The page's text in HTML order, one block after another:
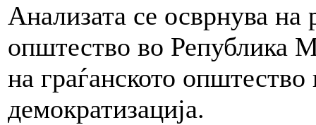
Анализата се осврнува на
општество во Република
на граѓанското
демократизација.